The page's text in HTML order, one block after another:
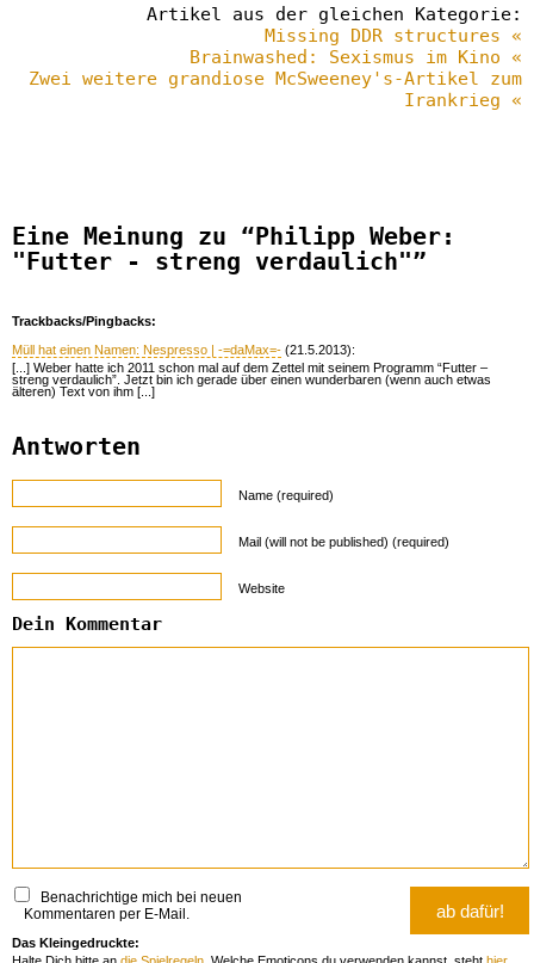
Artikel aus der gleichen Kategorie:
Missing DDR structures «
Brainwashed: Sexismus im Kino «
Zwei weitere grandiose McSweeney's-Artikel zum
Irankrieg «
Eine Meinung zu “Philipp Weber:
"Futter - streng verdaulich"”
Trackbacks/Pingbacks:
Müll hat einen Namen: Nespresso | -=daMax=- (21.5.2013):
[...] Weber hatte ich 2011 schon mal auf dem Zettel mit seinem Programm “Futter –
streng verdaulich”. Jetzt bin ich gerade über einen wunderbaren (wenn auch etwas
älteren) Text von ihm [...]
Antworten
Name (required)
Mail (will not be published) (required)
Website
Dein Kommentar
Benachrichtige mich bei neuen
Kommentaren per E-Mail.
Das Kleingedruckte: